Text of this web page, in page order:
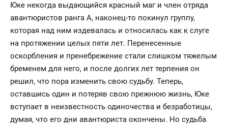
Юке некогда выдающийся красный маг и член отряда
авантюристов ранга А, наконец-то покинул группу,
которая над ним издевалась и относилась как к слуге
на протяжении целых пяти лет. Перенесенные
оскорбления и пренебрежение стали слишком тяжелым
бременем для него, и после долгих лет терпения он
решил, что пора изменить свою судьбу. Теперь,
оставшись один и потеряв свою прежнюю жизнь, Юке
вступает в неизвестность одиночества и безработицы,
думая, что его дни авантюриста окончены. Но судьба